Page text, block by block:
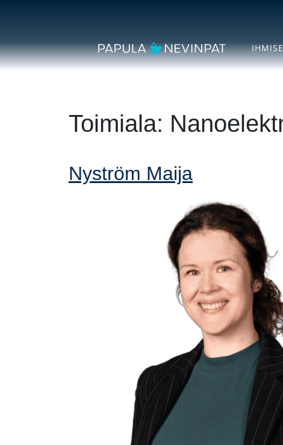
Päävalikko
Toimiala:
Nyström Maija